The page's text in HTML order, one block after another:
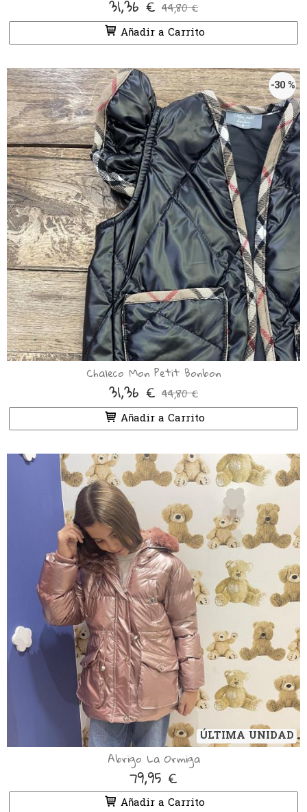
31,36 € 44,80 €
Añadir a Carrito
-30 %
Chaleco Mon Petit Bonbon
31,36 € 44,80 €
Añadir a Carrito
ÚLTIMA UNIDAD
Abrigo La Ormiga
79,95 €
Añadir a Carrito